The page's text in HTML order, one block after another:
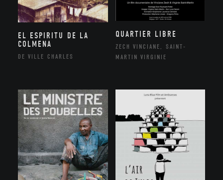
EL ESPIRITU DE LA
COLMENA
DE VILLE CHARLES
QUARTIER LIBRE
ZECH VINCIANE, SAINT-
MARTIN VIRGINIE